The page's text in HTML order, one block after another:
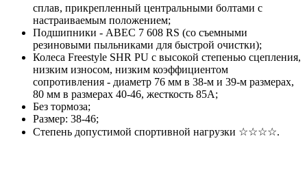
сплав, прикрепленный центральными болтами с
настраиваемым положением;
Подшипники - ABEC 7 608 RS (со съемными
резиновыми пыльниками для быстрой очистки);
Колеса Freestyle SHR PU с высокой степенью сцепления,
низким износом, низким коэффициентом
сопротивления - диаметр 76 мм в 38-м и 39-м размерах,
80 мм в размерах 40-46, жесткость 85A;
Без тормоза;
Размер: 38-46;
Степень допустимой спортивной нагрузки ☆☆☆☆.